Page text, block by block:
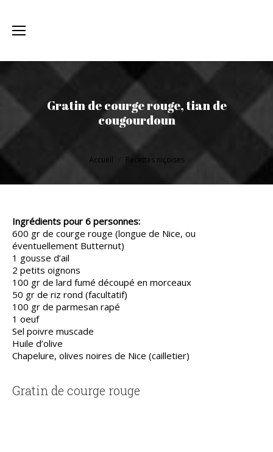
Gratin de courge rouge, tian de
cougourdoun
Vous êtes ici : Accueil Recettes niçoises
Ingrédients pour 6 personnes:
600 gr de courge rouge (longue de Nice, ou
éventuellement Butternut)
1 gousse d’ail
2 petits oignons
100 gr de lard fumé découpé en morceaux
50 gr de riz rond (facultatif)
100 gr de parmesan rapé
1 oeuf
Sel poivre muscade
Huile d’olive
Chapelure, olives noires de Nice (cailletier)
Gratin de courge rouge